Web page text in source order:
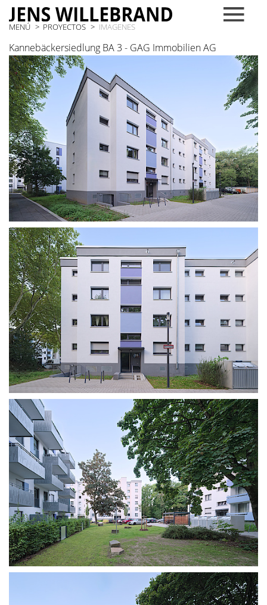
MENÚ PROYECTOS IMAGENES
Kannebäckersiedlung BA 3 - GAG Immobilien AG